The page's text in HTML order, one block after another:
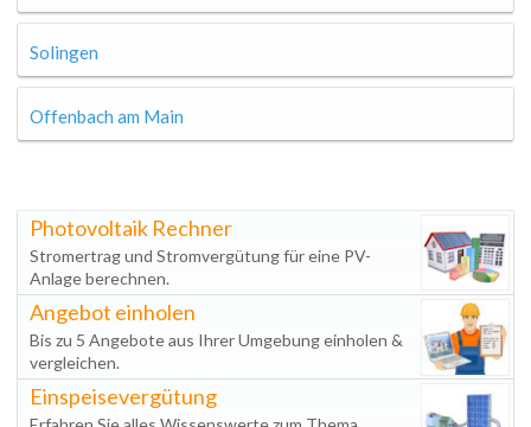
Solingen
Offenbach am Main
Photovoltaik Rechner
Stromertrag und Stromvergütung für eine PV-
Anlage berechnen.
Angebot einholen
Bis zu 5 Angebote aus Ihrer Umgebung einholen &
vergleichen.
Einspeisevergütung